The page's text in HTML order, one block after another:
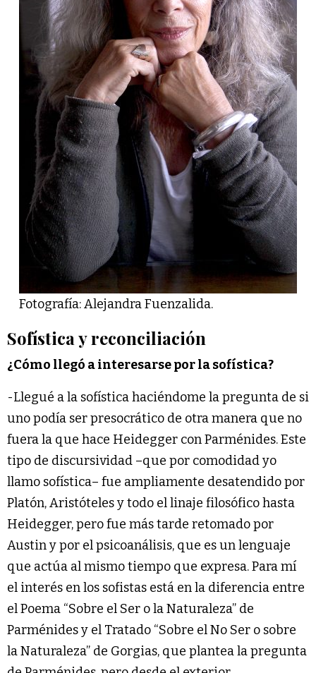
Fotografía: Alejandra Fuenzalida.
Sofística y reconciliación
¿Cómo llegó a interesarse por la sofística?
-Llegué a la sofística haciéndome la pregunta de si
uno podía ser presocrático de otra manera que no
fuera la que hace Heidegger con Parménides. Este
tipo de discursividad –que por comodidad yo
llamo sofística– fue ampliamente desatendido por
Platón, Aristóteles y todo el linaje filosófico hasta
Heidegger, pero fue más tarde retomado por
Austin y por el psicoanálisis, que es un lenguaje
que actúa al mismo tiempo que expresa. Para mí
el interés en los sofistas está en la diferencia entre
el Poema “Sobre el Ser o la Naturaleza” de
Parménides y el Tratado “Sobre el No Ser o sobre
la Naturaleza” de Gorgias, que plantea la pregunta